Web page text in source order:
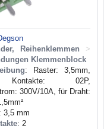
Reihenklemmen
>
Klemmenblock
: Raster: 3,5mm,
02P,
300V/10A, für Draht:
: 3,5 mm
: 2